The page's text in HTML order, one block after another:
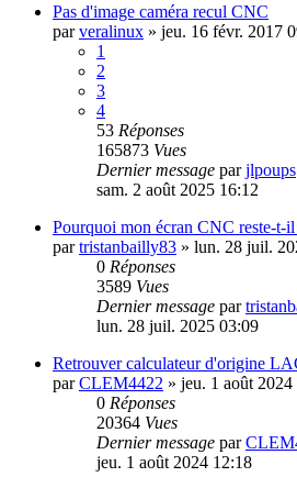
Pas d'image caméra recul CNC
parveralinux » jeu. 16 févr. 2017
1
2
3
4
53 Réponses
165873 Vues
Dernier message parjlpoups
sam. 2 août 2025 16:12
Pourquoi mon écran CNC reste-t-
partristanbailly83 » lun. 28 juil.
0 Réponses
3589 Vues
Dernier message par
lun. 28 juil. 2025 03:09
Retrouver calculateur d'origine
parCLEM4422 » jeu. 1 août 2024
0 Réponses
20364 Vues
Dernier message par
jeu. 1 août 2024 12:18